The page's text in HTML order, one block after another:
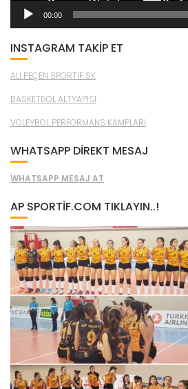
00:00
INSTAGRAM TAKİP ET
ALİ PEÇEN SPORTİF SK
BASKETBOL ALTYAPISI
VOLEYBOL PERFORMANS KAMPLARI
WHATSAPP DİREKT MESAJ
WHATSAPP MESAJ AT
AP SPORTIF.COM TIKLAYIN..!